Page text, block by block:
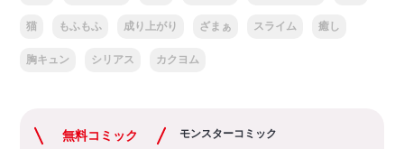
猫 もふもふ 成り上がり ざまぁ スライム 癒し
胸キュン シリアス カクヨム
無料コミック モンスターコミック